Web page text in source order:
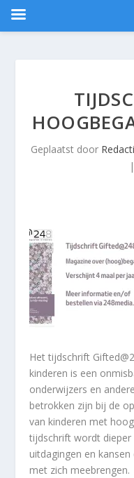
Geplaatst door
|
Het tijdschrift
kinderen is een
onderwijzers en
betrokken zijn bij de
van kinderen met
tijdschrift wordt dieper
uitdagingen en
met zich meebrengen.